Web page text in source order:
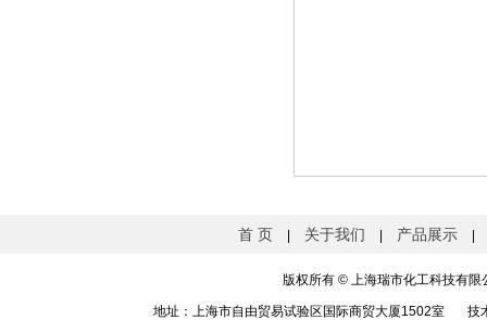
首 页 关于我们 产品展示
版权所有 ©上海瑞市化工科技有
地址：上海市自由贸易试验区国际商贸大厦1502室 技